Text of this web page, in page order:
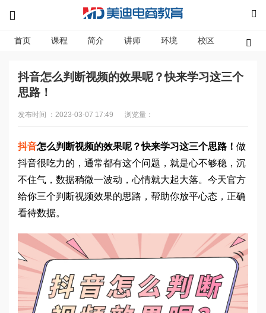
首页 课程 简介 讲师 环境 校区 资讯
抖音怎么判断视频的效果呢？快来学习这三个
思路！
发布时间 ：2023-03-07 17:49 浏览量：
抖音怎么判断视频的效果呢？快来学习这三个思路！ 做
抖音很吃力的，通常都有这个问题，就是心不够稳，沉
不住气，数据稍微一波动，心情就大起大落。今天官方
给你三个判断视频效果的思路，帮助你放平心态，正确
看待数据。